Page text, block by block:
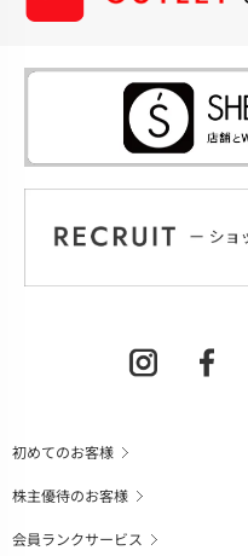
初めてのお客様
株主優待のお客様
会員ランクサービス